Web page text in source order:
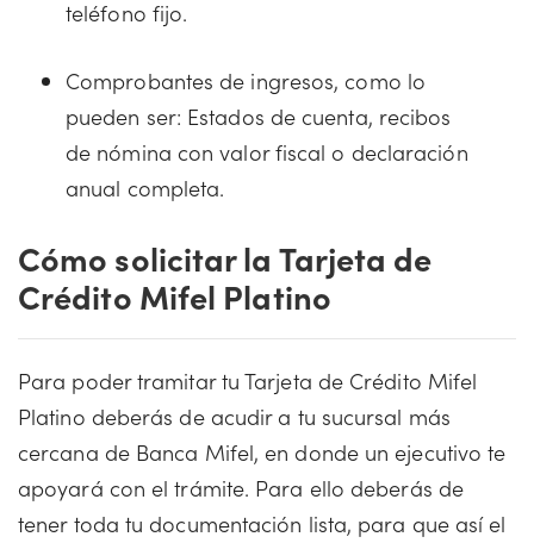
teléfono fijo.
Comprobantes de ingresos, como lo
pueden ser: Estados de cuenta, recibos
de nómina con valor fiscal o declaración
anual completa.
Cómo solicitar la Tarjeta de
Crédito Mifel Platino
Para poder tramitar tu Tarjeta de Crédito Mifel
Platino deberás de acudir a tu sucursal más
cercana de Banca Mifel, en donde un ejecutivo te
apoyará con el trámite. Para ello deberás de
tener toda tu documentación lista, para que así el